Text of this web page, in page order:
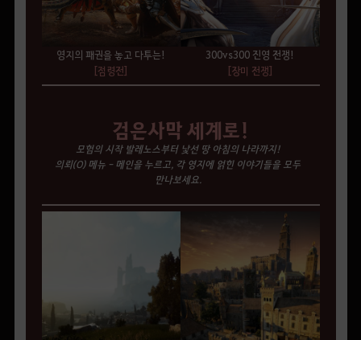
영지의 패권을 놓고 다투는!
[점령전]
300vs300 진영 전쟁!
[장미 전쟁]
검은사막 세계로!
모험의 시작 발레노스부터 낯선 땅 아침의 나라까지!
의뢰(O) 메뉴 - 메인을 누르고, 각 영지에 얽힌 이야기들을 모두
만나보세요.